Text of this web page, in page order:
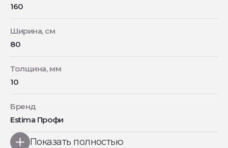
160
Ширина, см
80
Толщина, мм
10
Бренд
Estima Профи
Показать полностью